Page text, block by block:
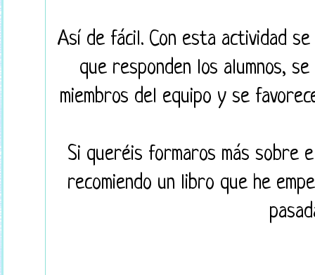
Así de fácil. Con esta actividad
que responden los alumnos,
miembros del equipo y se
Si queréis formaros más sobre
recomiendo un libro que he